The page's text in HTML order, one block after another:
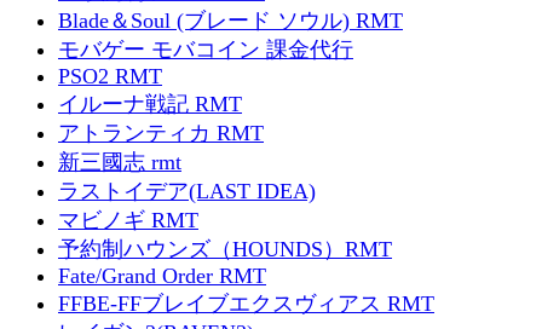
Blade＆Soul (ブレード ソウル) RMT
モバゲー モバコイン 課金代行
PSO2 RMT
イルーナ戦記 RMT
アトランティカ RMT
新三國志 rmt
ラストイデア(LAST IDEA)
マビノギ RMT
予約制ハウンズ（HOUNDS）RMT
Fate/Grand Order RMT
FFBE-FFブレイブエクスヴィアス RMT